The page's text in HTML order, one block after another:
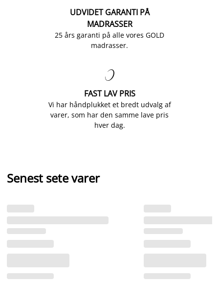
UDVIDET GARANTI PÅ
MADRASSER
25 års garanti på alle vores GOLD
madrasser.

FAST LAV PRIS
Vi har håndplukket et bredt udvalg af
varer, som har den samme lave pris
hver dag.
Senest sete varer